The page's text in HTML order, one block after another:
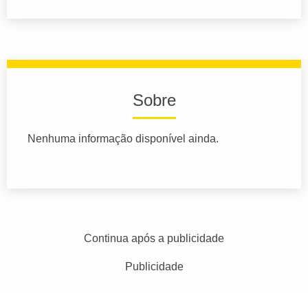
Sobre
Nenhuma informação disponível ainda.
Continua após a publicidade
Publicidade